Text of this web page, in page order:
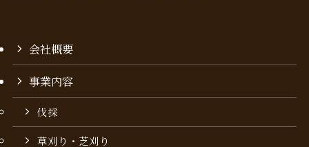
会社概要
事業内容
伐採
草刈り・芝刈り